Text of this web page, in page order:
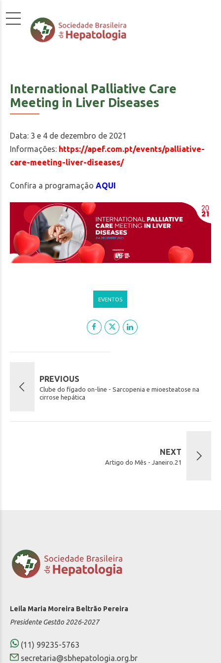
International Palliative Care
Meeting in Liver Diseases
Data: 3 e 4 de dezembro de 2021
Informações: https://apef.com.pt/events/palliative-
care-meeting-liver-diseases/
Confira a programação AQUI
EVENTOS
PREVIOUS
Clube do fígado on-line - Sarcopenia e mioesteatose na
cirrose hepática
NEXT
Artigo do Mês - Janeiro.21
Leila Maria Moreira Beltrão Pereira
Presidente Gestão 2026-2027
(11) 99235-5763
secretaria@sbhepatologia.org.br